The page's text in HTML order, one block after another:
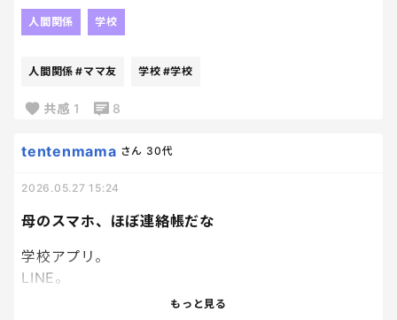
ません。
スマホ放置してたんだけど、未読件数47件。
ら脱出する方法を教えてくれた方には、米俵一俵を
差し上げます。
人間関係 学校
人間関係 #ママ友 学校 #学校
共感 1 8
母のスマホ、ほぼ連絡帳だな
tentenmama さん 30代
2026.05.27 15:24
学校アプリ。
LINE。
もっと見る